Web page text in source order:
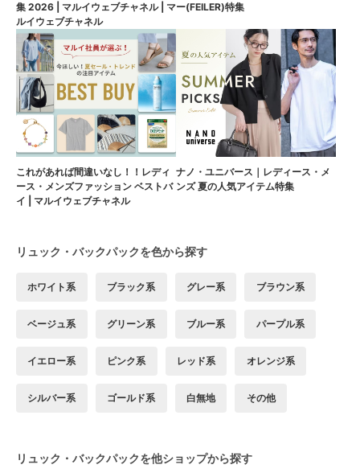
集 2026 | マルイウェブチャネル | マ
ルイウェブチャネル
ー(FEILER)特集
これがあれば間違いなし！！レディ
ース・メンズファッション ベストバ
イ | マルイウェブチャネル
ナノ・ユニバース｜レディース・メ
ンズ 夏の人気アイテム特集
リュック・バックパックを色から探す
ホワイト系 ブラック系 グレー系 ブラウン系
ベージュ系 グリーン系 ブルー系 パープル系
イエロー系 ピンク系 レッド系 オレンジ系
シルバー系 ゴールド系 白無地 その他
リュック・バックパックを他ショップから探す